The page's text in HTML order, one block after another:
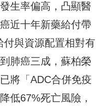
生率偏高，凸顯醫
近十年新藥給付帶
付與資源配置相對有
肺癌三成，蘇柏榮
將「ADC合併免疫
低67%死亡風險，